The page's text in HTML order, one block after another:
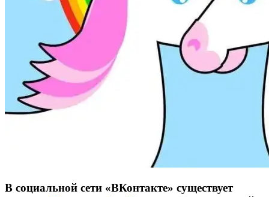
В социальной сети «ВКонтакте» существует